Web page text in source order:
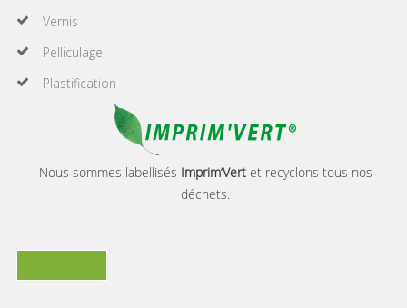
Vernis
Pelliculage
Plastification
Nous sommes labellisés Imprim’Vertet recyclons tous nos
déchets.